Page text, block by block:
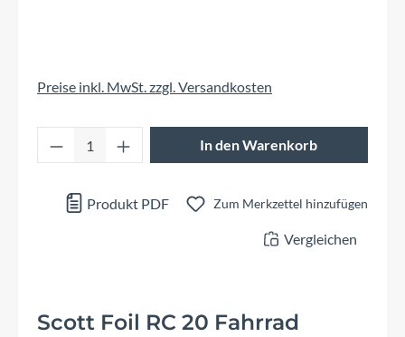
Preise inkl. MwSt. zzgl. Versandkosten
Produkt Anzahl: Gib den gewünschten
In den Warenkorb
Produkt PDF Zum Merkzettel hinzufügen
Vergleichen
Scott Foil RC 20 Fahrrad